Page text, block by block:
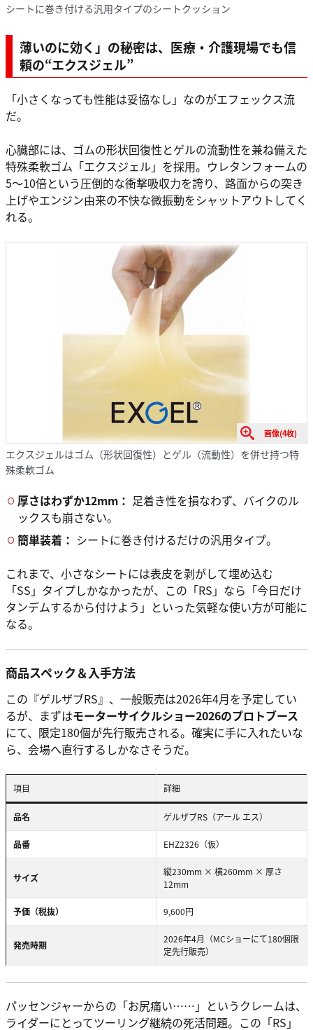
シートに巻き付ける汎用タイプのシートクッション
薄いのに効く」の秘密は、医療・介護現場でも信
頼の“エクスジェル”
「小さくなっても性能は妥協なし」なのがエフェックス流
だ。
心臓部には、ゴムの形状回復性とゲルの流動性を兼ね備えた
特殊柔軟ゴム「エクスジェル」を採用。ウレタンフォームの
5〜10倍という圧倒的な衝撃吸収力を誇り、路面からの突き
上げやエンジン由来の不快な微振動をシャットアウトしてく
れる。
画像(4枚)
エクスジェルはゴム（形状回復性）とゲル（流動性）を併せ持つ特
殊柔軟ゴム
厚さはわずか12mm： 足着き性を損なわず、バイクのル
ックスも崩さない。
簡単装着： シートに巻き付けるだけの汎用タイプ。
これまで、小さなシートには表皮を剥がして埋め込む
「SS」タイプしかなかったが、この「RS」なら「今日だけ
タンデムするから付けよう」といった気軽な使い方が可能に
なる。
商品スペック＆入手方法
この『ゲルザブRS』、一般販売は2026年4月を予定してい
るが、まずはモーターサイクルショー2026のプロトブース
にて、限定180個が先行販売される。確実に手に入れたいな
ら、会場へ直行するしかなさそうだ。
項目 詳細
品名 ゲルザブRS（アール エス）
品番 EHZ2326（仮）
サイズ
縦230mm × 横260mm × 厚さ
12mm
予価（税抜） 9,600円
発売時期
2026年4月（MCショーにて180個限
定先行販売）
パッセンジャーからの「お尻痛い……」というクレームは、
ライダーにとってツーリング継続の死活問題。この「RS」